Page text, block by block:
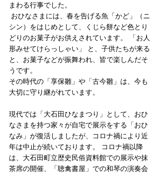
まわる行事でした。
シン）をはじめとして、くじら餅など色とり
どりのお菓子がお供えされています。 「お人
形みせてけらっしゃい」 と、子供たちが来る
と、お菓子などが振舞われ、皆で楽しんだそ
うです。
その時代の「享保雛」や「古今雛」は、今も
大切に守り継がれています。
現代では「大石田ひなまつり」として、おひ
なさまを持つ家々が自宅で展示をする「おひ
なみ」が復活しましたが、コロナ禍により近
年は中止が続いております。 コロナ禍以降
は、大石田町立歴史民俗資料館での展示や抹
茶席の開催、「聴禽書屋」での和琴の演奏会